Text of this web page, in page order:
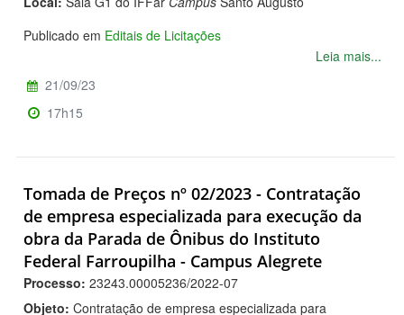
Publicado em Editais de Licitações
Leia mais...
21/09/23
17h15
Tomada de Preços nº 02/2023 - Contratação
de empresa especializada para execução da
obra da Parada de Ônibus do Instituto
Federal Farroupilha - Campus Alegrete
Processo: 23243.00005236/2022-07
Objeto: Contratação de empresa especializada para